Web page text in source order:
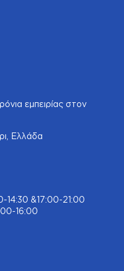
εμπειρίας στον
Ελλάδα
14:30 &17:00-21:00
16:00